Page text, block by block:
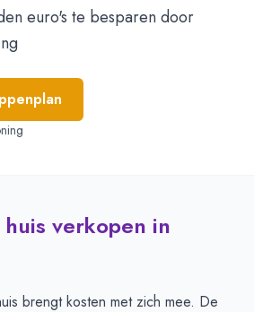
euro's te besparen door
verkopen in
brengt kosten met zich mee. De